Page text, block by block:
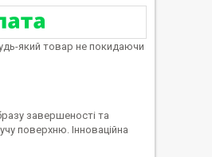
який товар не покидаючи
завершеності та
поверхню. Інноваційна